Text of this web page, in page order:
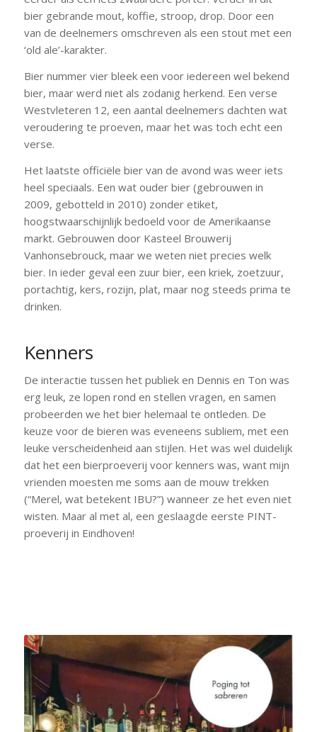
bier gebrande mout, koffie, stroop, drop. Door een
van de deelnemers omschreven als een stout met een
‘old ale’-karakter.
Bier nummer vier bleek een voor iedereen wel bekend
bier, maar werd niet als zodanig herkend. Een verse
Westvleteren 12, een aantal deelnemers dachten wat
veroudering te proeven, maar het was toch echt een
verse.
Het laatste officiële bier van de avond was weer iets
heel speciaals. Een wat ouder bier (gebrouwen in
2009, gebotteld in 2010) zonder etiket,
hoogstwaarschijnlijk bedoeld voor de Amerikaanse
markt. Gebrouwen door Kasteel Brouwerij
Vanhonsebrouck, maar we weten niet precies welk
bier. In ieder geval een zuur bier, een kriek, zoetzuur,
portachtig, kers, rozijn, plat, maar nog steeds prima te
drinken.
Kenners
De interactie tussen het publiek en Dennis en Ton was
erg leuk, ze lopen rond en stellen vragen, en samen
probeerden we het bier helemaal te ontleden. De
keuze voor de bieren was eveneens subliem, met een
leuke verscheidenheid aan stijlen. Het was wel duidelijk
dat het een bierproeverij voor kenners was, want mijn
vrienden moesten me soms aan de mouw trekken
(“Merel, wat betekent IBU?”) wanneer ze het even niet
wisten. Maar al met al, een geslaagde eerste PINT-
proeverij in Eindhoven!